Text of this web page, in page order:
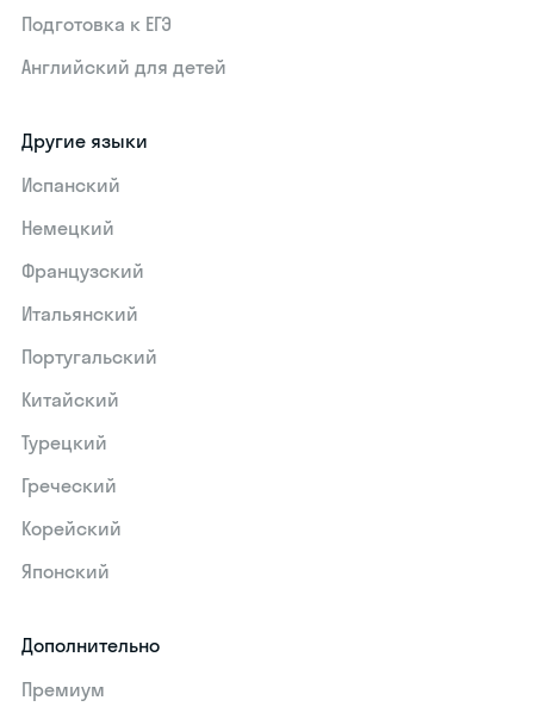
Подготовка к ЕГЭ
Английский для детей
Другие языки
Испанский
Немецкий
Французский
Итальянский
Португальский
Китайский
Турецкий
Греческий
Корейский
Японский
Дополнительно
Премиум